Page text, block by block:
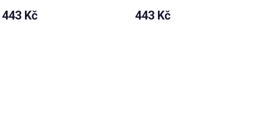
443 Kč 443 Kč